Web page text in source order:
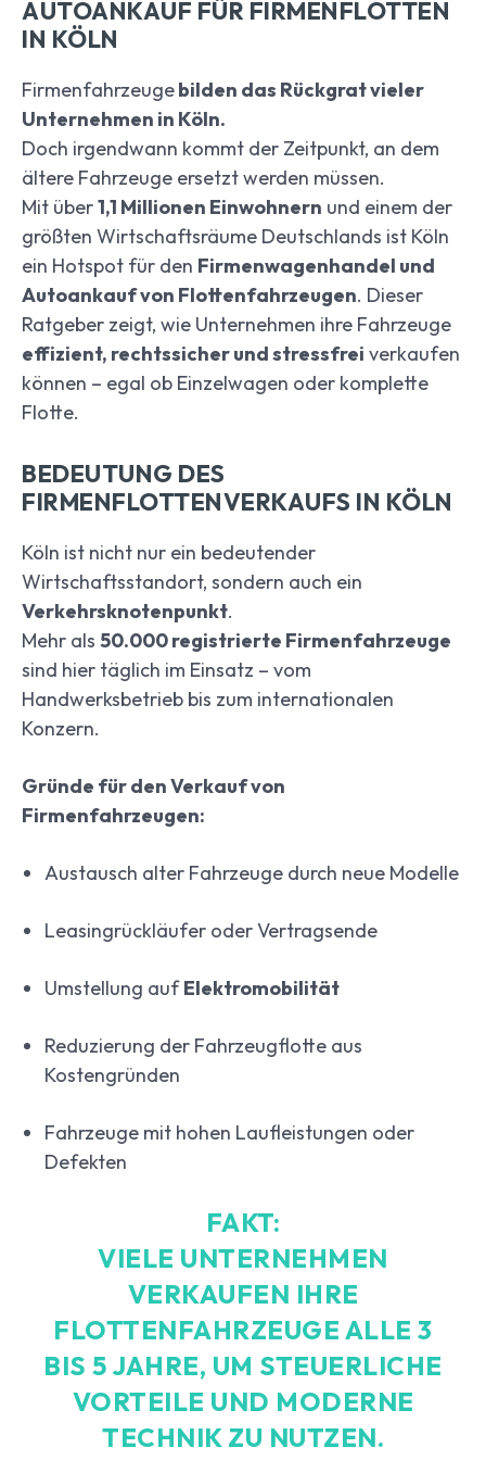
AUTOANKAUF FÜR FIRMENFLOTTEN
IN KÖLN
Firmenfahrzeugebilden das Rückgrat vieler
Unternehmen in Köln.
Doch irgendwann kommt der Zeitpunkt, an dem
ältere Fahrzeuge ersetzt werden müssen.
Mit über1,1 Millionen Einwohnern und einem der
größten Wirtschaftsräume Deutschlands ist Köln
ein Hotspot für den Firmenwagenhandel und
Autoankauf von Flottenfahrzeugen. Dieser
Ratgeber zeigt, wie Unternehmen ihre Fahrzeuge
effizient, rechtssicher und stressfrei verkaufen
können – egal ob Einzelwagen oder komplette
Flotte.
BEDEUTUNG DES
FIRMENFLOTTENVERKAUFS IN KÖLN
Köln ist nicht nur ein bedeutender
Wirtschaftsstandort, sondern auch ein
Verkehrsknotenpunkt.
Mehr als 50.000 registrierte Firmenfahrzeuge
sind hier täglich im Einsatz – vom
Handwerksbetrieb bis zum internationalen
Konzern.
Gründe für den Verkauf von
Firmenfahrzeugen:
Austausch alter Fahrzeuge durch neue Modelle
Leasingrückläufer oder Vertragsende
Umstellung aufElektromobilität
Reduzierung der Fahrzeugflotte aus
Kostengründen
Fahrzeuge mit hohen Laufleistungen oder
Defekten
FAKT:
VIELE UNTERNEHMEN
VERKAUFEN IHRE
FLOTTENFAHRZEUGE ALLE3
BIS 5 JAHRE, UM STEUERLICHE
VORTEILE UND MODERNE
TECHNIK ZU NUTZEN.